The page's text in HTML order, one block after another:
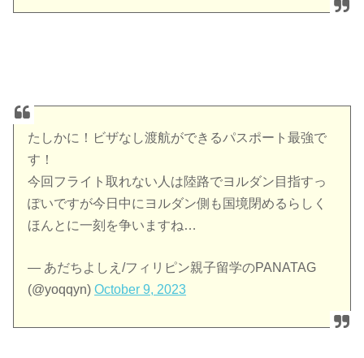
たしかに！ビザなし渡航ができるパスポート最強で
す！
今回フライト取れない人は陸路でヨルダン目指すっ
ぽいですが今日中にヨルダン側も国境閉めるらしく
ほんとに一刻を争いますね…
— あだちよしえ/フィリピン親子留学のPANATAG
(@yoqqyn)October 9, 2023